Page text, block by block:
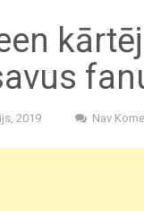
2019 Nav